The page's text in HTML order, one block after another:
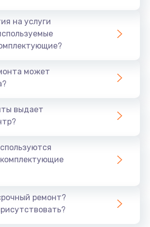
на услуги
может
выдает
ремонт?